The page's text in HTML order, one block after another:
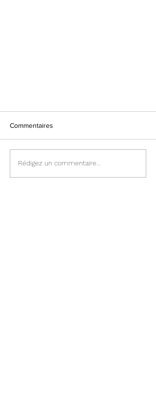
Commentaires
Rédigez un commentaire...